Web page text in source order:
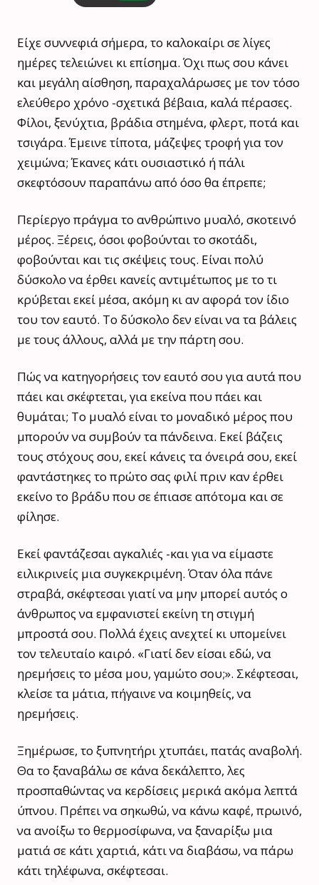
Είχε συννεφιά σήμερα, το καλοκαίρι σε λίγες
ημέρες τελειώνει κι επίσημα. Όχι πως σου κάνει
και μεγάλη αίσθηση, παραχαλάρωσες με τον τόσο
ελεύθερο χρόνο -σχετικά βέβαια, καλά πέρασες.
Φίλοι, ξενύχτια, βράδια στημένα, φλερτ, ποτά και
τσιγάρα. Έμεινε τίποτα, μάζεψες τροφή για τον
χειμώνα; Έκανες κάτι ουσιαστικό ή πάλι
σκεφτόσουν παραπάνω από όσο θα έπρεπε;
Περίεργο πράγμα το ανθρώπινο μυαλό, σκοτεινό
μέρος. Ξέρεις, όσοι φοβούνται το σκοτάδι,
φοβούνται και τις σκέψεις τους. Είναι πολύ
δύσκολο να έρθει κανείς αντιμέτωπος με το τι
κρύβεται εκεί μέσα, ακόμη κι αν αφορά τον ίδιο
του τον εαυτό. Το δύσκολο δεν είναι να τα βάλεις
με τους άλλους, αλλά με την πάρτη σου.
Πώς να κατηγορήσεις τον εαυτό σου για αυτά που
πάει και σκέφτεται, για εκείνα που πάει και
θυμάται; Το μυαλό είναι το μοναδικό μέρος που
μπορούν να συμβούν τα πάνδεινα. Εκεί βάζεις
τους στόχους σου, εκεί κάνεις τα όνειρά σου, εκεί
φαντάστηκες το πρώτο σας φιλί πριν καν έρθει
εκείνο το βράδυ που σε έπιασε απότομα και σε
φίλησε.
Εκεί φαντάζεσαι αγκαλιές -και για να είμαστε
ειλικρινείς μια συγκεκριμένη. Όταν όλα πάνε
στραβά, σκέφτεσαι γιατί να μην μπορεί αυτός ο
άνθρωπος να εμφανιστεί εκείνη τη στιγμή
μπροστά σου. Πολλά έχεις ανεχτεί κι υπομείνει
τον τελευταίο καιρό. «Γιατί δεν είσαι εδώ, να
ηρεμήσεις το μέσα μου, γαμώτο σου;». Σκέφτεσαι,
κλείσε τα μάτια, πήγαινε να κοιμηθείς, να
ηρεμήσεις.
Ξημέρωσε, το ξυπνητήρι χτυπάει, πατάς αναβολή.
Θα το ξαναβάλω σε κάνα δεκάλεπτο, λες
προσπαθώντας να κερδίσεις μερικά ακόμα λεπτά
ύπνου. Πρέπει να σηκωθώ, να κάνω καφέ, πρωινό,
να ανοίξω το θερμοσίφωνα, να ξαναρίξω μια
ματιά σε κάτι χαρτιά, κάτι να διαβάσω, να πάρω
κάτι τηλέφωνα, σκέφτεσαι.